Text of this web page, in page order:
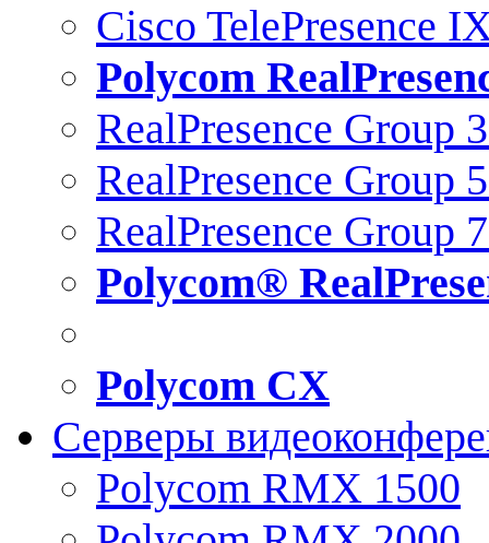
Cisco TelePresence
Polycom
RealPresence Group
RealPresence Group
RealPresence Group
Polycom®
Polycom CX
Серверы
Polycom RMX 1500